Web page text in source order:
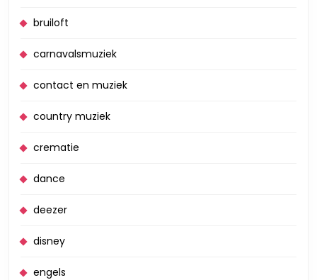
bruiloft
carnavalsmuziek
contact en muziek
country muziek
crematie
dance
deezer
disney
engels